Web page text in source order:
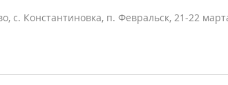
с. Константиновка, п. Февральск, 21-22